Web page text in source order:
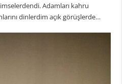
Adamları kahru
dinlerdim açık görüşlerde…